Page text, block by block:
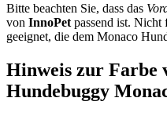
Bitte beachten Sie, dass das
von InnoPet passend ist. Nicht
geeignet, die dem Monaco
Hinweis zur Farbe
Hundebuggy